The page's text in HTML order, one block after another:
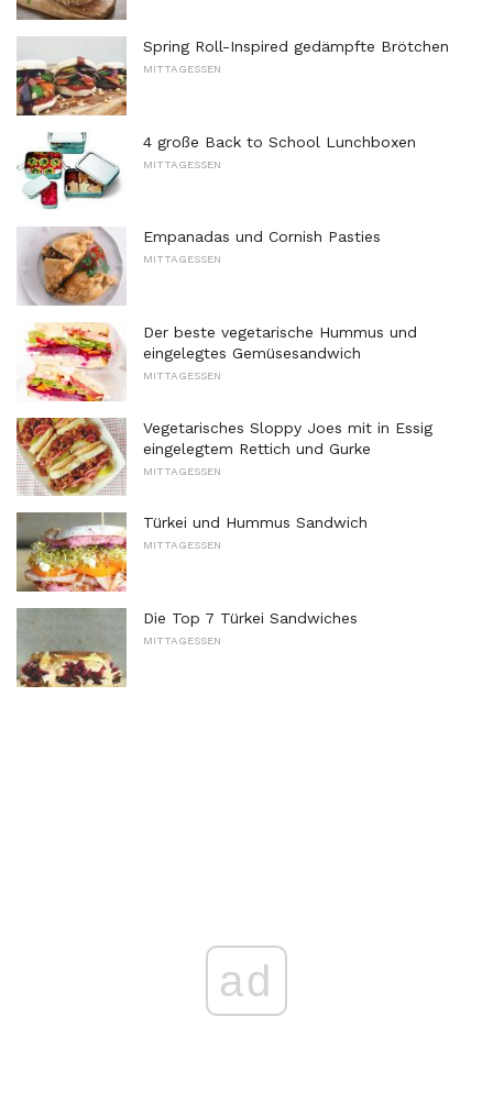
Spring Roll-Inspired gedämpfte Brötchen
MITTAGESSEN
4 große Back to School Lunchboxen
MITTAGESSEN
Empanadas und Cornish Pasties
MITTAGESSEN
Der beste vegetarische Hummus und
eingelegtes Gemüsesandwich
MITTAGESSEN
Vegetarisches Sloppy Joes mit in Essig
eingelegtem Rettich und Gurke
MITTAGESSEN
Türkei und Hummus Sandwich
MITTAGESSEN
Die Top 7 Türkei Sandwiches
MITTAGESSEN
ad